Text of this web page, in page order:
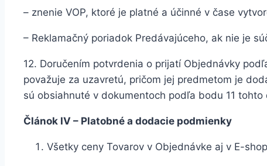
– znenie VOP, ktoré je platné a účinné v čase
– Reklamačný poriadok Predávajúceho, ak nie je
12. Doručením potvrdenia o prijatí Objednávky
považuje za uzavretú, pričom jej predmetom je
sú obsiahnuté v dokumentoch podľa bodu 11 tohto
Článok IV – Platobné a dodacie podmienky
Všetky ceny Tovarov v Objednávke aj v E-